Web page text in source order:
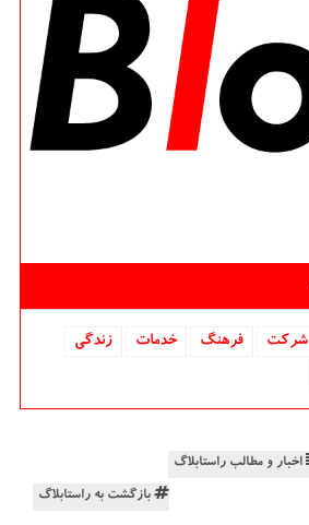
شركت فرهنگ خدمات
زندگی
اخبار و مطالب راستابلاگ
بازگشت به راستابلاگ